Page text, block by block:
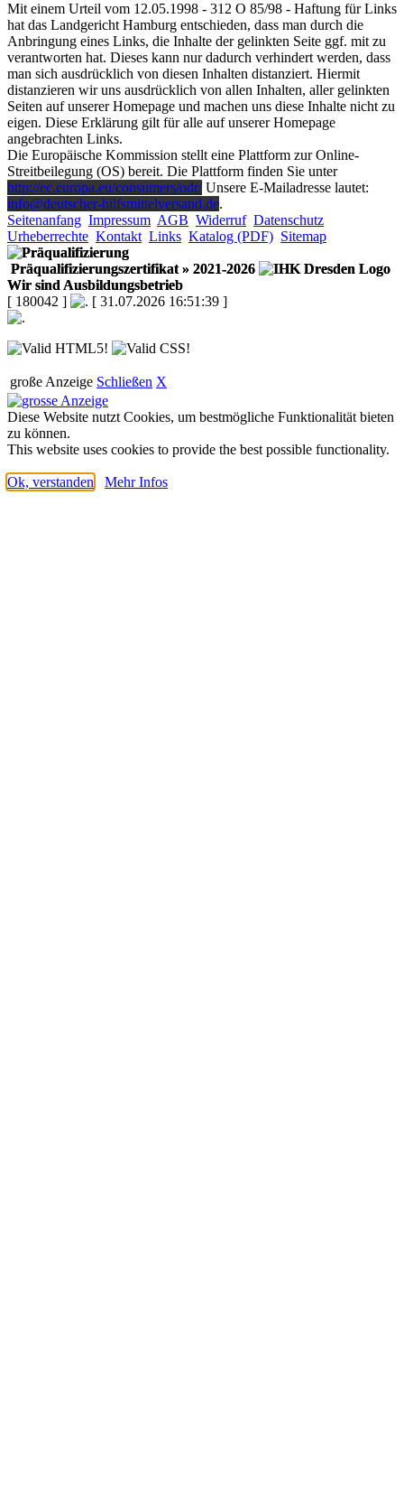
Mit einem Urteil vom 12.05.1998 - 312 O 85/98 - Haftung für Links
hat das Landgericht Hamburg entschieden, dass man durch die
Anbringung eines Links, die Inhalte der gelinkten Seite ggf. mit zu
verantworten hat. Dieses kann nur dadurch verhindert werden, dass
man sich ausdrücklich von diesen Inhalten distanziert. Hiermit
distanzieren wir uns ausdrücklich von allen Inhalten, aller gelinkten
Seiten auf unserer Homepage und machen uns diese Inhalte nicht zu
eigen. Diese Erklärung gilt für alle auf unserer Homepage
angebrachten Links.
Die Europäische Kommission stellt eine Plattform zur Online-
Streitbeilegung (OS) bereit. Die Plattform finden Sie unter
http://ec.europa.eu/consumers/odr/Unsere E-Mailadresse lautet:
info@deutscher-hilfsmittelversand.de.
Seitenanfang Impressum AGB Widerruf Datenschutz
Urheberrechte Kontakt Links Katalog (PDF) Sitemap
Präqualifizierungszertifikat » 2021-2026
Wir sind Ausbildungsbetrieb
[ 180042 ]
[ 31.07.2026 16:51:39 ]
große Anzeige Schließen X
Diese Website nutzt Cookies, um bestmögliche Funktionalität bieten
zu können.
This website uses cookies to provide the best possible functionality.
Ok, verstanden Mehr Infos